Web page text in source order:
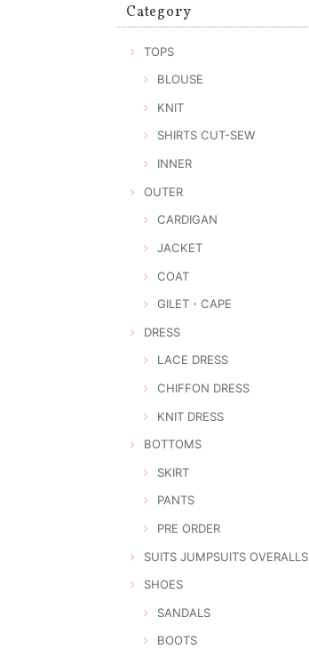
Category
TOPS
BLOUSE
KNIT
SHIRTS CUT-SEW
INNER
OUTER
CARDIGAN
JACKET
COAT
GILET・CAPE
DRESS
LACE DRESS
CHIFFON DRESS
KNIT DRESS
BOTTOMS
SKIRT
PANTS
PRE ORDER
SUITS JUMPSUITS OVERALLS
SHOES
SANDALS
BOOTS